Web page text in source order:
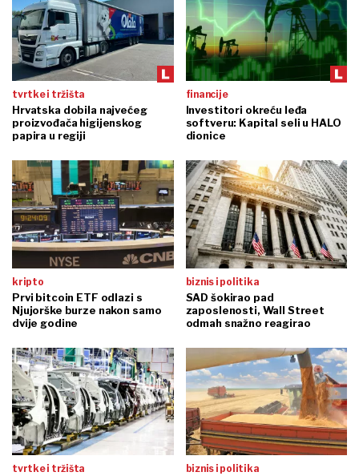
tvrtke i tržišta
Hrvatska dobila najvećeg
proizvođača higijenskog
papira u regiji
financije
Investitori okreću leđa
softveru: Kapital seli u HALO
dionice
kripto
Prvi bitcoin ETF odlazi s
Njujorške burze nakon samo
dvije godine
biznis i politika
SAD šokirao pad
zaposlenosti, Wall Street
odmah snažno reagirao
tvrtke i tržišta biznis i politika